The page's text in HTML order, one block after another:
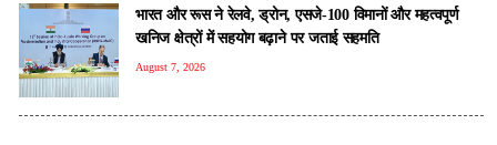
भारत और रूस ने रेलवे, ड्रोन, एसजे-100 विमानों और महत्वपूर्ण
खनिज क्षेत्रों में सहयोग बढ़ाने पर जताई सहमति
August 7, 2026